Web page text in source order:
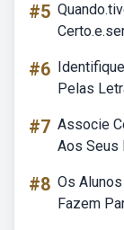
#5
#6
Pelas
#7 Associe
Aos Seus
#8 Os
Fazem